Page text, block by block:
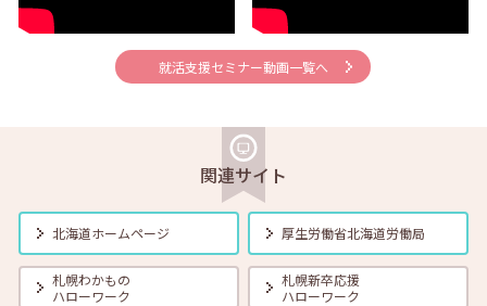
2025年03月01日(土) 在職者
【北見・対面】3月7日（金）就勝塾 「職業興味検査」 13:30～
【札幌・対面】3月12日（水）面接力UP！本番で役立つ面接練習
2025年03月01日(土) セミナー 在職者 学生 求職者
【北見・対面】3月13日（木）就勝塾 「落ち込んだ気分をコントロー
ルする方法」 13:30～14:30
就活支援セミナー動画一覧へ
関連サイト
北海道ホームページ 厚生労働省北海道労働局
札幌わかもの
ハローワーク
札幌新卒応援
ハローワーク